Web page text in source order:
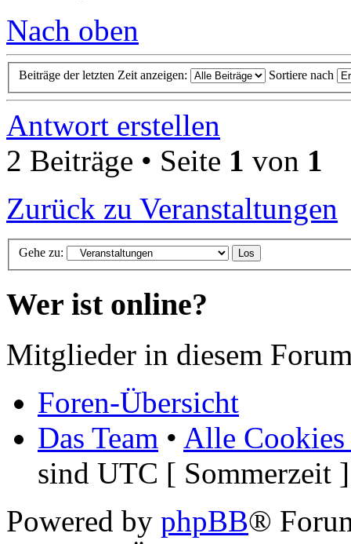
Nach oben
Beiträge der letzten Zeit anzeigen: Sortiere nach
Antwort erstellen
2 Beiträge • Seite 1 von 1
Zurück zu Veranstaltungen
Gehe zu:
Wer ist online?
Mitglieder in diesem
Foren-Übersicht
Das Team • Alle Cookies
sind UTC [ Sommerzeit ]
Powered by phpBB®